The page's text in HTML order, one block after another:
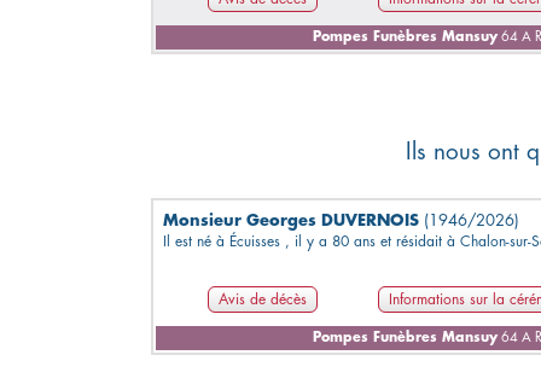
Pompes Funèbres Mansuy 64 A
Ils nous ont
Monsieur Georges DUVERNOIS (1946/2026)
Il est né à Écuisses , il y a 80 ans et résidait à Chalon-sur-
Avis de décès Informations sur la
Pompes Funèbres Mansuy 64 A